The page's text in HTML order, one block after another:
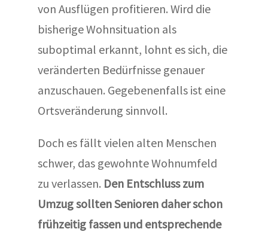
von Ausflügen profitieren. Wird die
bisherige Wohnsituation als
suboptimal erkannt, lohnt es sich, die
veränderten Bedürfnisse genauer
anzuschauen. Gegebenenfalls ist eine
Ortsveränderung sinnvoll.
Doch es fällt vielen alten Menschen
schwer, das gewohnte Wohnumfeld
zu verlassen. Den Entschluss zum
Umzug sollten Senioren daher schon
frühzeitig fassen und entsprechende